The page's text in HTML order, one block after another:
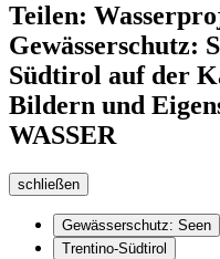
Teilen:
Gewässerschutz:
Südtirol auf der
Bildern und
WASSER
schließen
Gewässerschutz: Seen
Trentino-Südtirol